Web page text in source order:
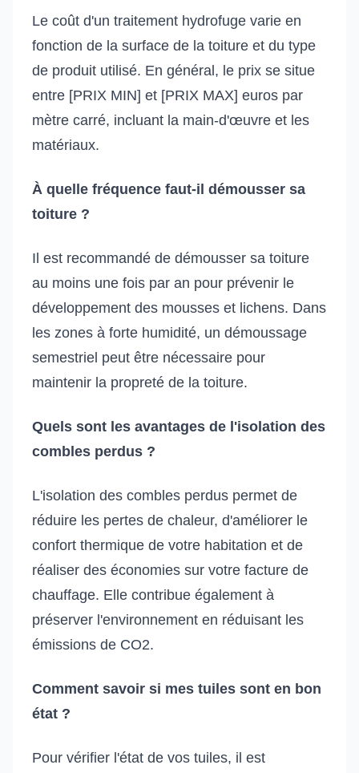
Le coût d'un traitement hydrofuge varie en
fonction de la surface de la toiture et du type
de produit utilisé. En général, le prix se situe
entre [PRIX MIN] et [PRIX MAX] euros par
mètre carré, incluant la main-d'œuvre et les
matériaux.
À quelle fréquence faut-il démousser sa
toiture ?
Il est recommandé de démousser sa toiture
au moins une fois par an pour prévenir le
développement des mousses et lichens. Dans
les zones à forte humidité, un démoussage
semestriel peut être nécessaire pour
maintenir la propreté de la toiture.
Quels sont les avantages de l'isolation des
combles perdus ?
L'isolation des combles perdus permet de
réduire les pertes de chaleur, d'améliorer le
confort thermique de votre habitation et de
réaliser des économies sur votre facture de
chauffage. Elle contribue également à
préserver l'environnement en réduisant les
émissions de CO2.
Comment savoir si mes tuiles sont en bon
état ?
Pour vérifier l'état de vos tuiles, il est